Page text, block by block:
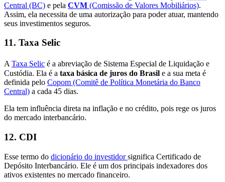
Central (BC) e pela CVM (Comissão de Valores Mobiliários).
Assim, ela necessita de uma autorização para poder atuar, mantendo
seus investimentos seguros.
11. Taxa Selic
A Taxa Selic é a abreviação de Sistema Especial de Liquidação e
Custódia. Ela é a taxa básica de juros do Brasil e a sua meta é
definida pelo Copom (Comitê de Política Monetária do Banco
Central) a cada 45 dias.
Ela tem influência direta na inflação e no crédito, pois rege os juros
do mercado interbancário.
12. CDI
Esse termo do dicionário do investidorsignifica Certificado de
Depósito Interbancário. Ele é um dos principais indexadores dos
ativos existentes no mercado financeiro.